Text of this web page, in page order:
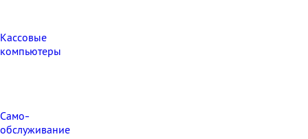
Кассовые
компьютеры
Само-
обслуживание